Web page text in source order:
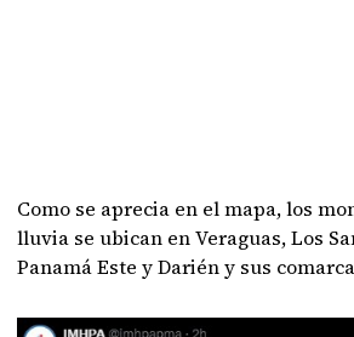
Como se aprecia en el mapa, los
lluvia se ubican en Veraguas, Los
Panamá Este y Darién y sus